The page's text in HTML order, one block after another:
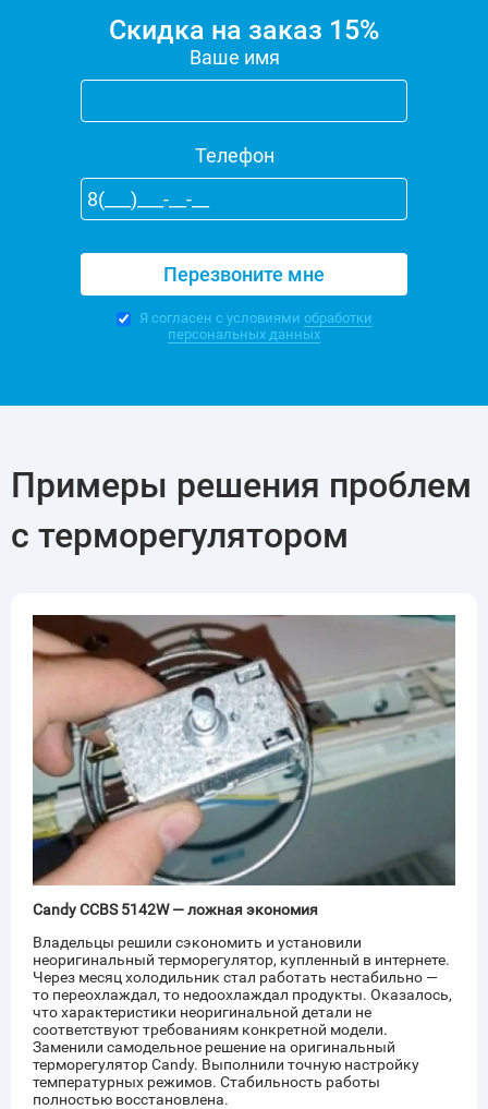
Скидка на заказ 15%
Ваше имя
Телефон
Я согласен с условиями обработки
персональных данных
Примеры решения проблем
с терморегулятором
Candy CCBS 5142W — ложная экономия
Владельцы решили сэкономить и установили
неоригинальный терморегулятор, купленный в интернете.
Через месяц холодильник стал работать нестабильно —
то переохлаждал, то недоохлаждал продукты. Оказалось,
что характеристики неоригинальной детали не
соответствуют требованиям конкретной модели.
Заменили самодельное решение на оригинальный
терморегулятор Candy. Выполнили точную настройку
температурных режимов. Стабильность работы
полностью восстановлена.